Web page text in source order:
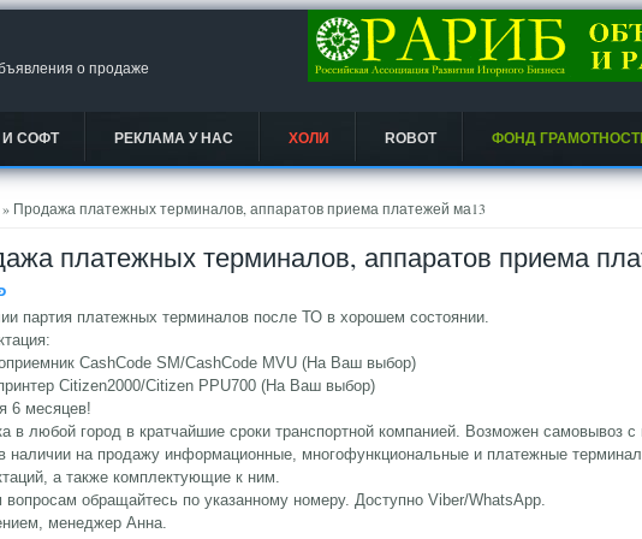
о продаже
СОФТ РЕКЛАМА У НАС ХОЛИ ROBOT ФОНД
» Продажа платежных терминалов, аппаратов приема платежей ма13
платежных терминалов, аппаратов приема
партия платежных терминалов после ТО в хорошем состоянии.
CashCode SM/CashCode MVU (На Ваш выбор)
Citizen2000/Citizen PPU700 (На Ваш выбор)
6 месяцев!
в любой город в кратчайшие сроки транспортной компанией. Возможен самовывоз с
наличии на продажу информационные, многофункциональные и платежные
а также комплектующие к ним.
вопросам обращайтесь по указанному номеру. Доступно Viber/WhatsApp.
менеджер Анна.